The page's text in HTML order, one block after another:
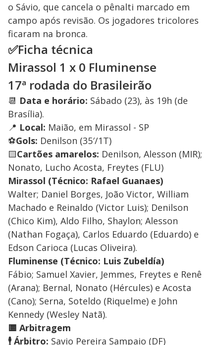
o Sávio, que cancela o pênalti marcado em
campo após revisão. Os jogadores tricolores
ficaram na bronca.
✅Ficha técnica
Mirassol 1 x 0 Fluminense
17ª rodada do Brasileirão
📆 Data e horário: Sábado (23), às 19h (de
Brasília).
📍 Local: Maião, em Mirassol - SP
⚽Gols: Denilson (35′/1T)
🟨Cartões amarelos: Denilson, Alesson (MIR);
Nonato, Lucho Acosta, Freytes (FLU)
Mirassol (Técnico: Rafael Guanaes)
Walter; Daniel Borges, João Victor, William
Machado e Reinaldo (Victor Luis); Denilson
(Chico Kim), Aldo Filho, Shaylon; Alesson
(Nathan Fogaça), Carlos Eduardo (Eduardo) e
Edson Carioca (Lucas Oliveira).
Fluminense (Técnico: Luis Zubeldía)
Fábio; Samuel Xavier, Jemmes, Freytes e Renê
(Arana); Bernal, Nonato (Hércules) e Acosta
(Cano); Serna, Soteldo (Riquelme) e John
Kennedy (Wesley Natã).
🟨 Arbitragem
🕴️ Árbitro: Savio Pereira Sampaio (DF)